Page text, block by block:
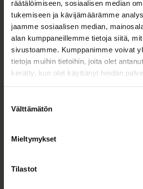
räätälöimiseen, sosiaalisen median
tukemiseen ja kävijämäärämme
jaamme sosiaalisen median,
alan kumppaneillemme tietoja siitä,
sivustoamme. Kumppanimme voivat
tietoja muihin tietoihin, joita olet
kerätty, kun olet käyttänyt heidän
valinta
Välttämätön
Mieltymykset
Tilastot
2.6.2026 11:00
Työmarkkinakeskusjärjestöt:
hyvinvoiva työelämä on yhteinen